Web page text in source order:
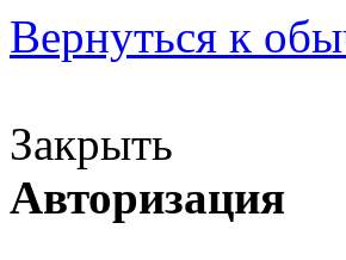
Вернуться к
Закрыть
Авторизация